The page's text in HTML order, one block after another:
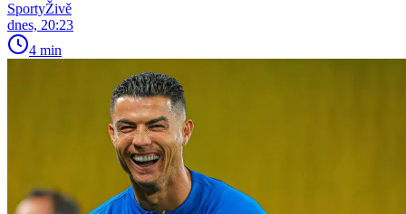
SportyŽivě
dnes, 20:23
4 min